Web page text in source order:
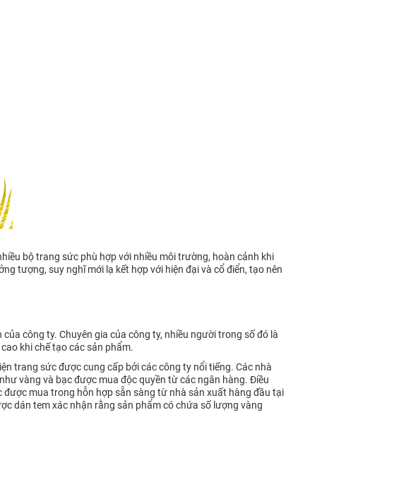
bộ trang sức phù hợp với nhiều môi trường, hoàn cảnh khi
tượng, suy nghĩ mới lạ kết hợp với hiện đại và cổ điển, tạo nên
công ty. Chuyên gia của công ty, nhiều người trong số đó là
khi chế tạo các sản phẩm.
trang sức được cung cấp bởi các công ty nổi tiếng. Các nhà
vàng và bạc được mua độc quyền từ các ngân hàng. Điều
mua trong hỗn hợp sẵn sàng từ nhà sản xuất hàng đầu tại
dán tem xác nhận rằng sản phẩm có chứa số lượng vàng